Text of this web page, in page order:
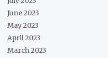
June 2023
May 2023
April 2023
March 2023